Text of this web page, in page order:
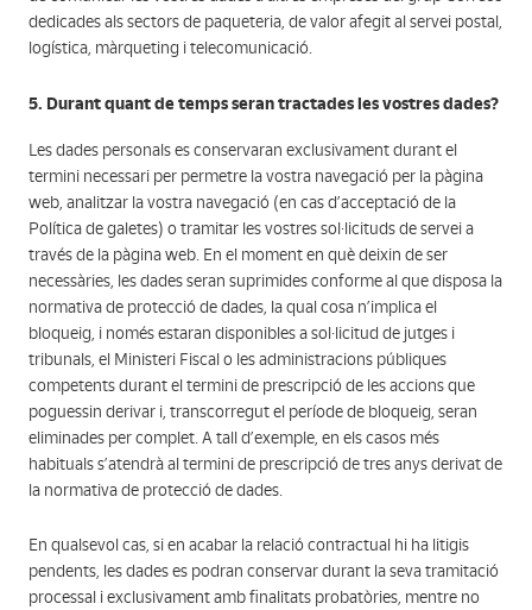
dedicades als sectors de paqueteria, de valor afegit al servei postal,
logística, màrqueting i telecomunicació.
5. Durant quant de temps seran tractades les vostres dades?
Les dades personals es conservaran exclusivament durant el
termini necessari per permetre la vostra navegació per la pàgina
web, analitzar la vostra navegació (en cas d’acceptació de la
Política de galetes) o tramitar les vostres sol·licituds de servei a
través de la pàgina web. En el moment en què deixin de ser
necessàries, les dades seran suprimides conforme al que disposa la
normativa de protecció de dades, la qual cosa n’implica el
bloqueig, i només estaran disponibles a sol·licitud de jutges i
tribunals, el Ministeri Fiscal o les administracions públiques
competents durant el termini de prescripció de les accions que
poguessin derivar i, transcorregut el període de bloqueig, seran
eliminades per complet. A tall d’exemple, en els casos més
habituals s’atendrà al termini de prescripció de tres anys derivat de
la normativa de protecció de dades.
En qualsevol cas, si en acabar la relació contractual hi ha litigis
pendents, les dades es podran conservar durant la seva tramitació
processal i exclusivament amb finalitats probatòries, mentre no